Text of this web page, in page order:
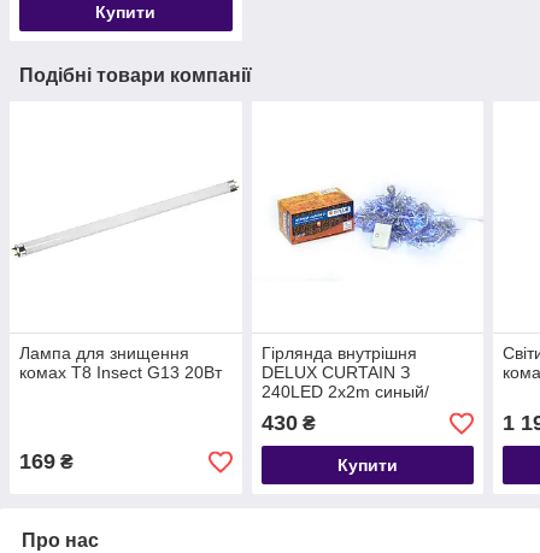
Купити
Подібні товари компанії
Лампа для знищення
комах T8 Insect G13 20Вт
169 ₴
Гірлянда внутрішня
DELUX CURTAIN З
240LED 2х2m синый/
прозорий IP20
430₴
Купити
1
Про нас